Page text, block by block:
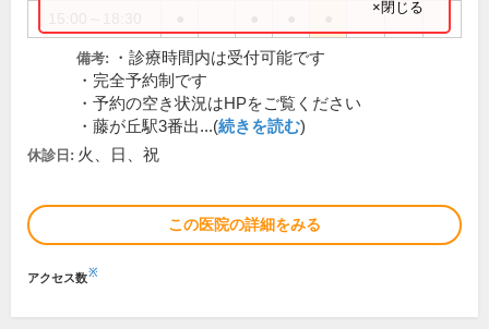
×閉じる
備考:
・診療時間内は受付可能です
・完全予約制です
・予約の空き状況はHPをご覧ください
・藤が丘駅3番出...(続きを読む)
休診日: 火、日、祝
この医院の詳細をみる
アクセス数※